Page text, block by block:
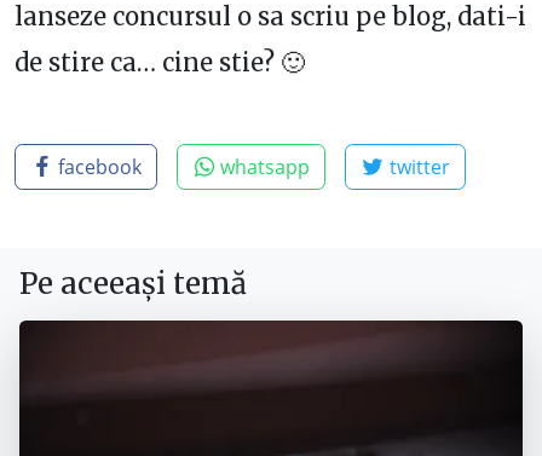
lanseze concursul o sa scriu pe blog, dati-i
de stire ca… cine stie? 🙂
facebook whatsapp twitter
Pe aceeași temă